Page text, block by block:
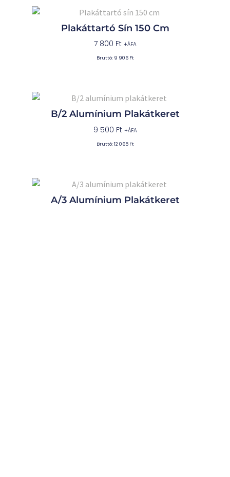
Plakáttartó Sín 150 Cm
7 800 Ft +ÁFA
Bruttó: 9 906 Ft
B/2 Alumínium Plakátkeret
9 500 Ft +ÁFA
Bruttó:12 065 Ft
A/3 Alumínium Plakátkeret